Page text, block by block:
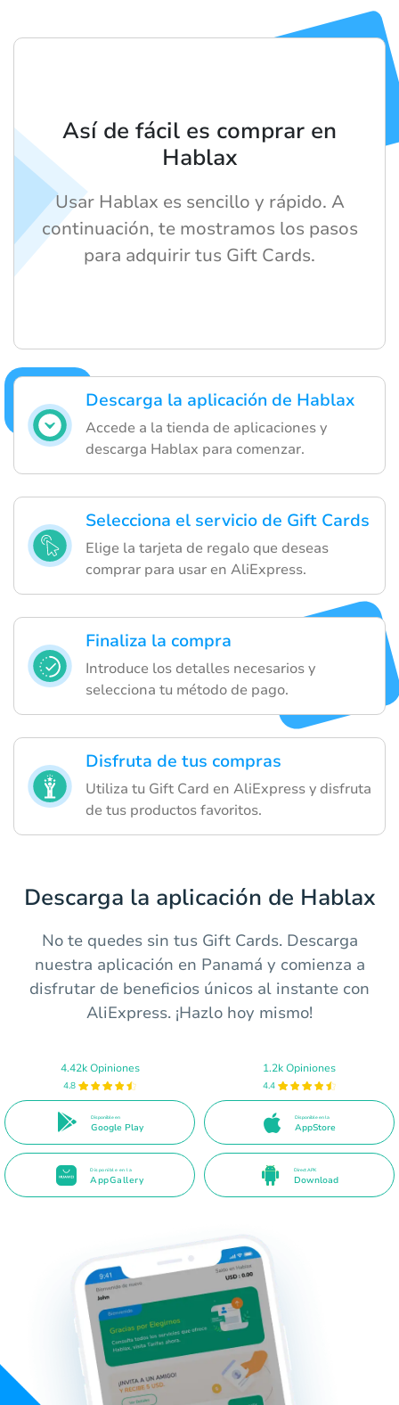
Descarga la aplicación de Hablax
Accede a la tienda de aplicaciones y
descarga Hablax para comenzar.
Selecciona el servicio de Gift Cards
Elige la tarjeta de regalo que deseas
comprar para usar en AliExpress.
Finaliza la compra
Introduce los detalles necesarios y
selecciona tu método de pago.
Disfruta de tus compras
Utiliza tu Gift Card en AliExpress y disfruta
de tus productos favoritos.
Así de fácil es comprar en
Hablax
Usar Hablax es sencillo y rápido. A
continuación, te mostramos los pasos
para adquirir tus Gift Cards.
Descarga la aplicación de Hablax
No te quedes sin tus Gift Cards. Descarga
nuestra aplicación en Panamá y comienza a
disfrutar de beneficios únicos al instante con
AliExpress. ¡Hazlo hoy mismo!
4.42k Opiniones
4.8
Disponible en
Google Play
1.2k Opiniones
4.4
Disponible en la
AppStore
Disponible en la
AppGallery
Direct APK
Download